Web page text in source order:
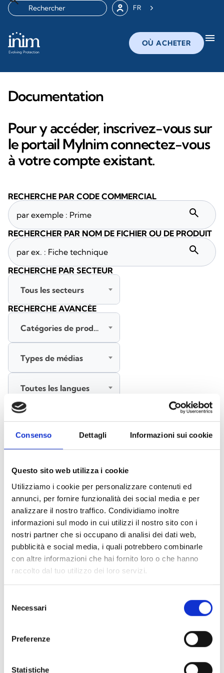
Consenso Dettagli Informazioni sui cookie
Questo sito web utilizza i cookie
Utilizziamo i cookie per personalizzare contenuti ed
annunci, per fornire funzionalità dei social media e per
analizzare il nostro traffico. Condividiamo inoltre
informazioni sul modo in cui utilizzi il nostro sito con i
nostri partner che si occupano di analisi dei dati web,
pubblicità e social media, i quali potrebbero combinarle
con altre informazioni che hai fornito loro o che hanno
raccolto dal tuo utilizzo dei loro servizi.
delNecessari
Preferenze
Statistiche
FR
OÙ ACHETER menu
Documentation
Pour y accéder, inscrivez-vous sur
le portail MyInim connectez-vous
à votre compte existant.
Accessoires pour socles EB00 - Matériaux (47)
Accessoires pour les tests des détecteurs -
Matériaux(6)
Accessoires pour détecteurs Enea - Matériaux (35)
Accessoires Senseware
Accessoires de la série Industrial - Matériaux(17)
Documents(6992)
Tout sélectionner
marqués par une icône lock
RECHERCHE PAR CODE COMMERCIAL
search
RECHERCHER PAR NOM DE FICHIER OU DE PRODUIT
search
RECHERCHE PAR SECTEUR
Tous les secteurs
RECHERCHE AVANCÉE
Catégories de produits
Types de médias
Toutes les langues
RECHERCHER
EFFACER LES FILTRES